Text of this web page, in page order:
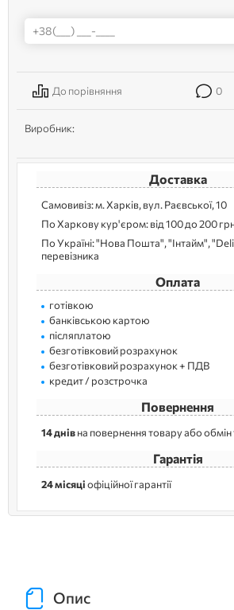
До порівняння 0
Виробник:
Доставка
Самовивіз: м. Харків, вул. Раєвської, 10
По Харкову кур'єром: від 100 до 200
По Україні: "Нова Пошта", "Інтайм",
перевізника
Оплата
готівкою
банківською картою
післяплатою
безготівковий розрахунок
безготівковий розрахунок + ПДВ
кредит / розстрочка
Повернення
14 днівна повернення товару або
Гарантія
24 місяціофіційної гарантії
Опис